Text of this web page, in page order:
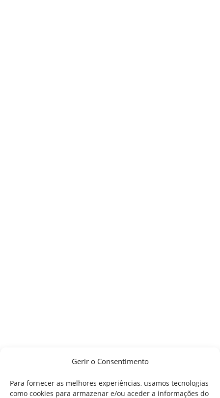
Gerir o Consentimento
Para fornecer as melhores experiências, usamos tecnologias
como cookies para armazenar e/ou aceder a informações do